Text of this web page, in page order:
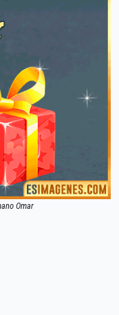
Omar